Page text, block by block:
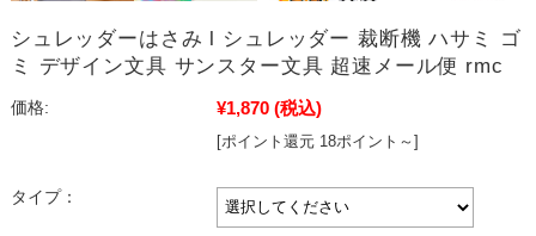
シュレッダーはさみ l シュレッダー 裁断機 ハサミ ゴ
ミ デザイン文具 サンスター文具 超速メール便 rmc
価格: ¥1,870 (税込)
[ポイント還元 18ポイント～]
タイプ：